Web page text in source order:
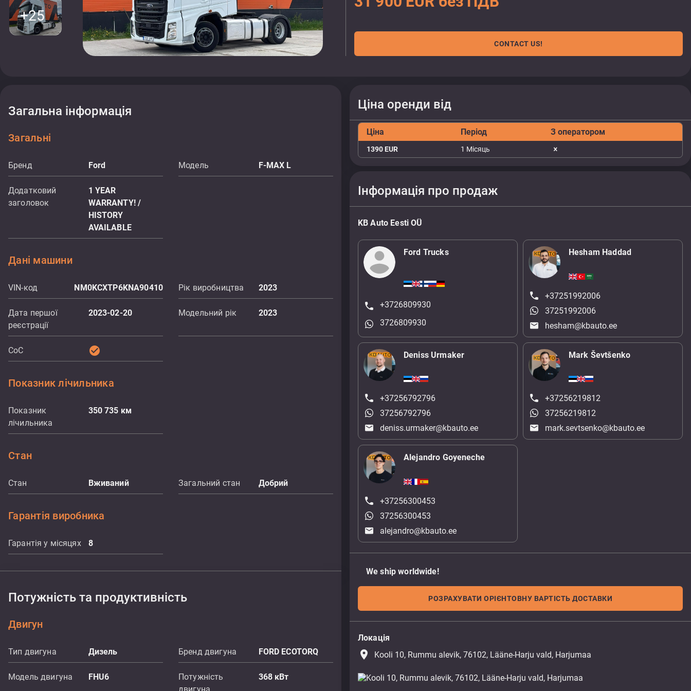
+25
CONTACT US!
Загальна інформація
Загальні
Бренд Ford Модель F-MAX L
Додатковий
заголовок
1 YEAR
WARRANTY! /
HISTORY
AVAILABLE
Дані машини
VIN-код NM0KCXTP6KNA90410 Рік виробництва 2023
Дата першої
реєстрації
2023-02-20 Модельний рік 2023
CoC check_circle
Показник лічильника
Показник
лічильника
350 735 км
Стан
Стан Вживаний Загальний стан Добрий
Гарантія виробника
Гарантія у місяцях 8
Потужність та продуктивність
Двигун
Тип двигуна Дизель Бренд двигуна FORD ECOTORQ
Модель двигуна FHU6
Потужність
368 кВт
Ціна оренди від
Ціна Період З оператором
1390 EUR 1 Місяць
Інформація про продаж
KB Auto Eesti OÜ
Ford Trucks
+3726809930
3726809930
Hesham Haddad
+37251992006
37251992006
hesham@kbauto.ee
Deniss Urmaker
+37256792796
37256792796
deniss.urmaker@kbauto.ee
Mark Ševtšenko
+37256219812
37256219812
mark.sevtsenko@kbauto.ee
Alejandro Goyeneche
+37256300453
37256300453
alejandro@kbauto.ee
We ship worldwide!
РОЗРАХУВАТИ ОРІЄНТОВНУ ВАРТІСТЬ ДОСТАВКИ
Локація
place Kooli 10, Rummu alevik, 76102, Lääne-Harju vald, Harjumaa